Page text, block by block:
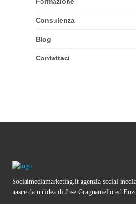
Consulenza
Blog
Contattaci
Socialmediamarketing.it agenzia social
nasce da un'idea di Jose Gragnaniello ed